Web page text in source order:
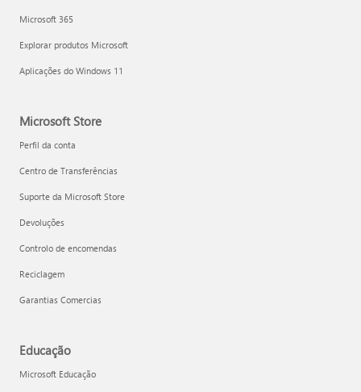
Microsoft 365
Explorar produtos Microsoft
Aplicações do Windows 11
Microsoft Store
Perfil da conta
Centro de Transferências
Suporte da Microsoft Store
Devoluções
Controlo de encomendas
Reciclagem
Garantias Comercias
Educação
Microsoft Educação